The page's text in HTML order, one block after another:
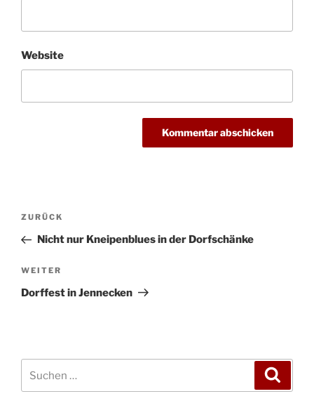
Website
Beitragsnavigation
Vorheriger
Beitrag
ZURÜCK
Nicht nur Kneipenblues in der Dorfschänke
Nächster
Beitrag
WEITER
Dorffest in Jennecken